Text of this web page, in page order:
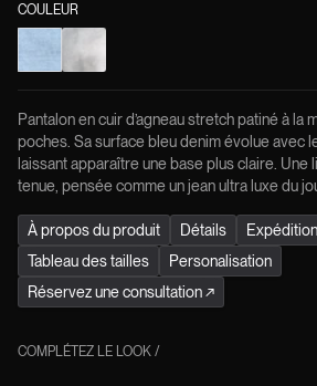
Pantalon en cuir d’agneau stretch patiné à la
poches. Sa surface bleu denim évolue avec
laissant apparaître une base plus claire. Une
tenue, pensée comme un jean ultra luxe du
COULEUR
À propos du produit Détails
Tableau des tailles
Personalisation
Réservez une consultation↗
COMPLÉTEZ LE LOOK /